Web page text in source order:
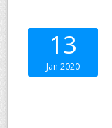
13
Jan 2020